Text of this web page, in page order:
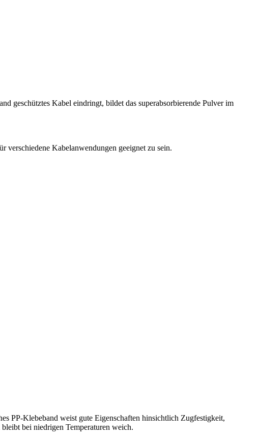
geschütztes Kabel eindringt, bildet das superabsorbierende Pulver im
verschiedene Kabelanwendungen geeignet zu sein.
PP-Klebeband weist gute Eigenschaften hinsichtlich Zugfestigkeit,
bei niedrigen Temperaturen weich.